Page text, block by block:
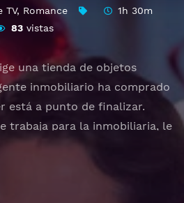
TV, Romance
1h 30m
83 vistas
una tienda de objetos
inmobiliario ha comprado
está a punto de finalizar.
trabaja para la inmobiliaria, le
Gratis HD 1080p 720p | Idioma
castellano